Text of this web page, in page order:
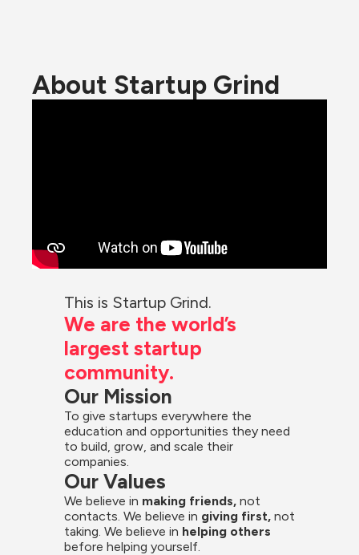
About Startup Grind
This is Startup Grind.
We are the world’s
largest startup
community.
Our Mission
To give startups everywhere the
education and opportunities they need
to build, grow, and scale their
companies.
Our Values
We believe in making friends, not
contacts. We believe in giving first, not
taking. We believe in helping others
before helping yourself.